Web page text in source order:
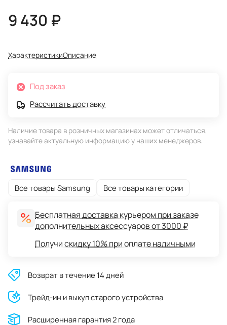
9 430 ₽
ХарактеристикиОписание
Под заказ
Рассчитать доставку
Наличие товара в розничных магазинах может отличаться,
узнавайте актуальную информацию у наших менеджеров.
Все товары Samsung Все товары категории
Бесплатная доставка курьером при заказе
дополнительных аксессуаров от 3000 ₽
Получи скидку 10% при оплате наличными
Возврат в течение 14 дней
Трейд-ин и выкуп старого устройства
Расширенная гарантия 2 года